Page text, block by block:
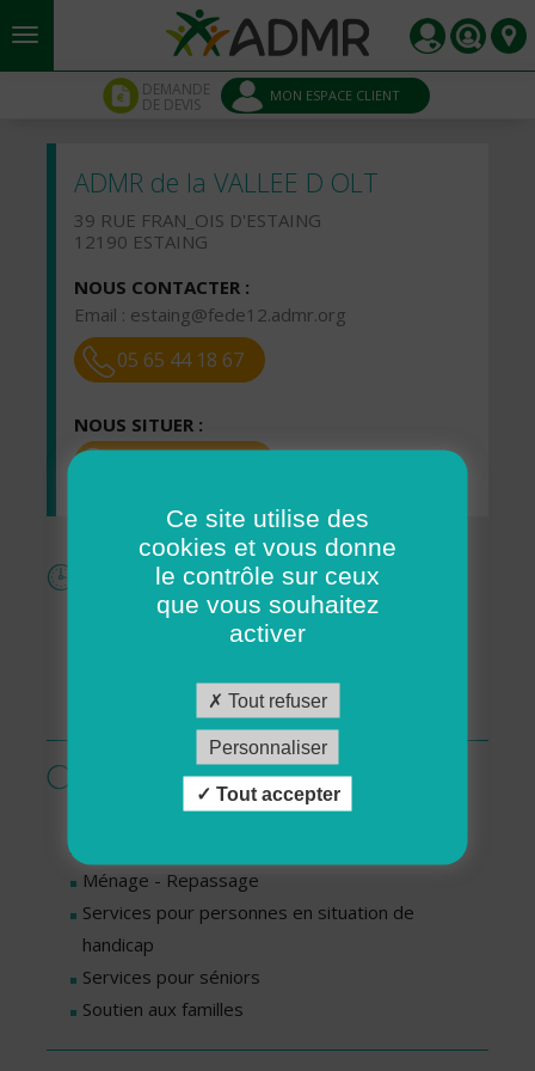
Aller au contenu principal
DEMANDE
DE DEVIS MON ESPACE CLIENT
ADMR de la VALLEE D OLT
39 RUE FRAN_OIS D'ESTAING
12190 ESTAING
NOUS CONTACTER :
Email : estaing@fede12.admr.org
05 65 44 18 67
NOUS SITUER :
Horaires
Lundi : De 09h00 à 12h00
Mardi : De 09h00 à 12h00
Jeudi : De 09h00 à 12h00
Vendredi : De 09h00 à 12h00
Services proposés par cette association
Garde d’enfants à domicile
Ménage - Repassage
Services pour personnes en situation de
handicap
Services pour séniors
Soutien aux familles
Panneau de gestion des cookies
Ce site utilise des
cookies et vous donne
le contrôle sur ceux
que vous souhaitez
activer
Tout refuser
Personnaliser
Tout accepter